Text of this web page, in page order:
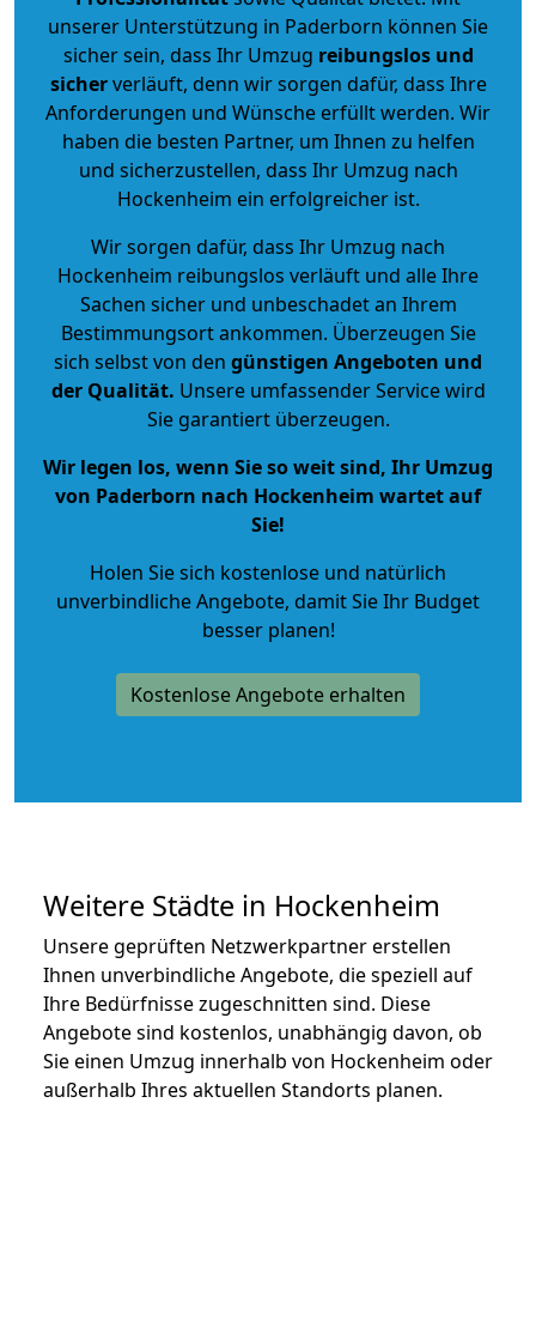
unserer Unterstützung in Paderborn können Sie
sicher sein, dass Ihr Umzug reibungslos und
sicherverläuft, denn wir sorgen dafür, dass Ihre
Anforderungen und Wünsche erfüllt werden. Wir
haben die besten Partner, um Ihnen zu helfen
und sicherzustellen, dass Ihr Umzug nach
Hockenheim ein erfolgreicher ist.
Wir sorgen dafür, dass Ihr Umzug nach
Hockenheim reibungslos verläuft und alle Ihre
Sachen sicher und unbeschadet an Ihrem
Bestimmungsort ankommen. Überzeugen Sie
sich selbst von den günstigen Angeboten und
der Qualität. Unsere umfassender Service wird
Sie garantiert überzeugen.
Wir legen los, wenn Sie so weit sind, Ihr Umzug
von Paderborn nach Hockenheim wartet auf
Sie!
Holen Sie sich kostenlose und natürlich
unverbindliche Angebote, damit Sie Ihr Budget
besser planen!
Kostenlose Angebote erhalten
Weitere Städte in Hockenheim
Unsere geprüften Netzwerkpartner erstellen
Ihnen unverbindliche Angebote, die speziell auf
Ihre Bedürfnisse zugeschnitten sind. Diese
Angebote sind kostenlos, unabhängig davon, ob
Sie einen Umzug innerhalb von Hockenheim oder
außerhalb Ihres aktuellen Standorts planen.